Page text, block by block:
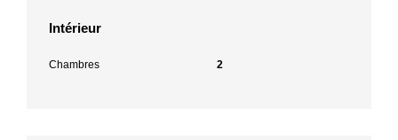
Intérieur
Chambres 2